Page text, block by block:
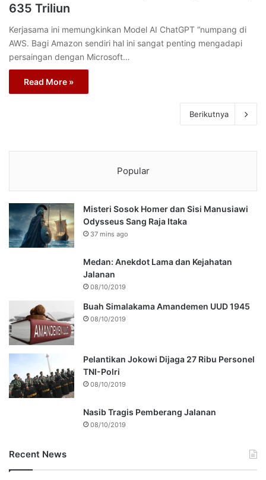
635 Triliun
Kerjasama ini memungkinkan Model AI ChatGPT “numpang di
AWS. Bagi Amazon sendiri hal ini sangat penting mengadapi
persaingan dengan Microsoft…
Read More »
Berikutnya
Popular
Misteri Sosok Homer dan Sisi Manusiawi
Odysseus Sang Raja Itaka
37 mins ago
Medan: Anekdot Lama dan Kejahatan
Jalanan
08/10/2019
Buah Simalakama Amandemen UUD 1945
08/10/2019
Pelantikan Jokowi Dijaga 27 Ribu Personel
TNI-Polri
08/10/2019
Nasib Tragis Pemberang Jalanan
08/10/2019
Recent News